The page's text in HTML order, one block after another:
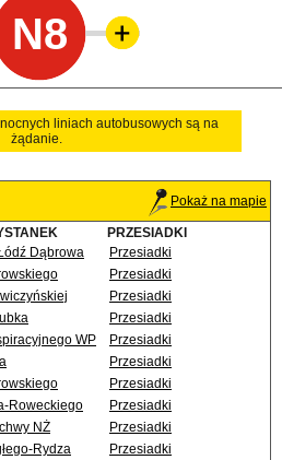
N8
liniach autobusowych są na
żądanie.
Pokaż na mapie
PRZESIADKI
Dąbrowa
Przesiadki
Przesiadki
Przesiadki
Przesiadki
WP
Przesiadki
Przesiadki
Przesiadki
Roweckiego
Przesiadki
NŻ
Przesiadki
Rydza
Przesiadki